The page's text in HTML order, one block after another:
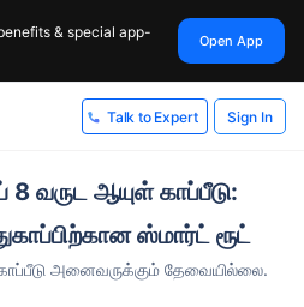
& special app-
Open App
Talk to Expert Sign In
வருட ஆயுள் காப்பீடு:
ஸ்மார்ட் ரூட்
அனைவருக்கும் தேவையில்லை.